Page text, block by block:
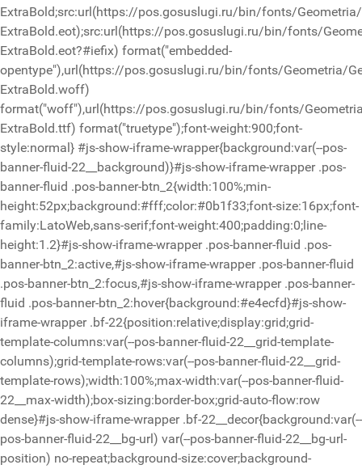
ExtraBold;src:url(https://pos.gosuslugi.ru/bin/fonts/
ExtraBold.eot);src:url(https://pos.gosuslugi.ru/bin/fonts/
ExtraBold.eot?#iefix) format("embedded-
opentype"),url(https://pos.gosuslugi.ru/bin/fonts/Geometria/
ExtraBold.woff)
format("woff"),url(https://pos.gosuslugi.ru/bin/fonts/
ExtraBold.ttf) format("truetype");font-weight:900;font-
style:normal} #js-show-iframe-wrapper{background:var(--pos-
banner-fluid-22__background)}#js-show-iframe-wrapper .pos-
banner-fluid .pos-banner-btn_2{width:100%;min-
height:52px;background:#fff;color:#0b1f33;font-size:16px;font-
family:LatoWeb,sans-serif;font-weight:400;padding:0;line-
height:1.2}#js-show-iframe-wrapper .pos-banner-fluid .pos-
banner-btn_2:active,#js-show-iframe-wrapper .pos-banner-fluid
.pos-banner-btn_2:focus,#js-show-iframe-wrapper .pos-banner-
fluid .pos-banner-btn_2:hover{background:#e4ecfd}#js-show-
iframe-wrapper .bf-22{position:relative;display:grid;grid-
template-columns:var(--pos-banner-fluid-22__grid-template-
columns);grid-template-rows:var(--pos-banner-fluid-22__grid-
template-rows);width:100%;max-width:var(--pos-banner-fluid-
22__max-width);box-sizing:border-box;grid-auto-flow:row
dense}#js-show-iframe-wrapper .bf-22__decor{background:var(--
pos-banner-fluid-22__bg-url) var(--pos-banner-fluid-22__bg-url-
position) no-repeat;background-size:cover;background-